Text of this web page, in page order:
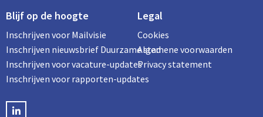
Blijf op de hoogte
Inschrijven voor Mailvisie
Inschrijven nieuwsbrief Duurzame stad
Inschrijven voor vacature-updates
Inschrijven voor rapporten-updates
LinkedIN
Legal
Cookies
Algemene voorwaarden
Privacy statement